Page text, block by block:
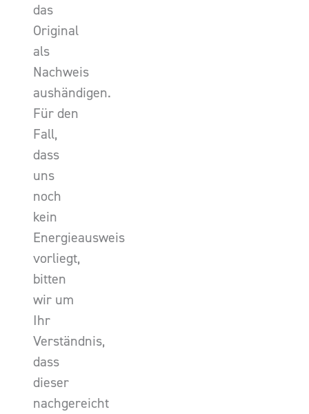
das
Original
als
Nachweis
aushändigen.
Für den
Fall,
dass
uns
noch
kein
Energieausweis
vorliegt,
bitten
wir um
Ihr
Verständnis,
dass
dieser
nachgereicht